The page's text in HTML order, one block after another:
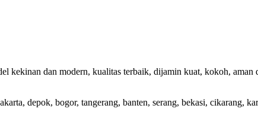
kekinan dan modern, kualitas terbaik, dijamin kuat, kokoh,
depok, bogor, tangerang, banten, serang, bekasi, cikarang,